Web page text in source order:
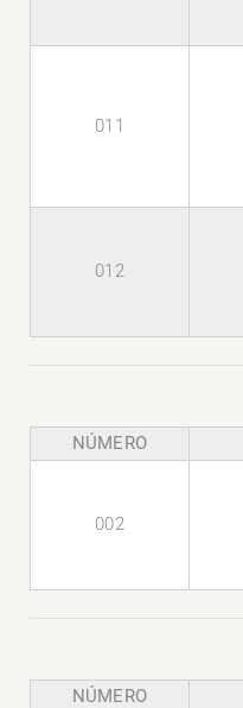
011
012
NÚMERO
002
NÚMERO